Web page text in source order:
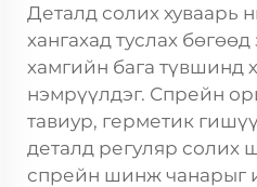
Деталд солих хуваарь
хангахад туслах
хамгийн бага түвшинд
нэмрүүлдэг. Спрейн
тавиур, герметик
деталд регуляр солих
спрейн шинж чанарыг